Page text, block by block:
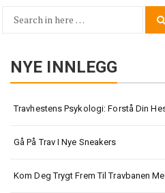
Search
NYE INNLEGG
Travhestens Psykologi: Forstå Din
Gå På Trav I Nye Sneakers
Kom Deg Trygt Frem Til Travbanen